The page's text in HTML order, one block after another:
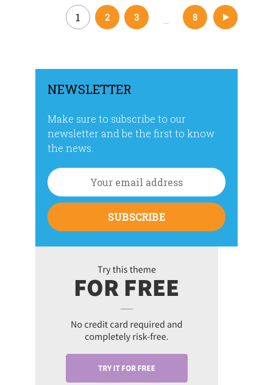
NEWSLETTER
Make sure to subscribe to our
newsletter and be the first to know
the news.
Navegación
entradas
1 2 3 … 8